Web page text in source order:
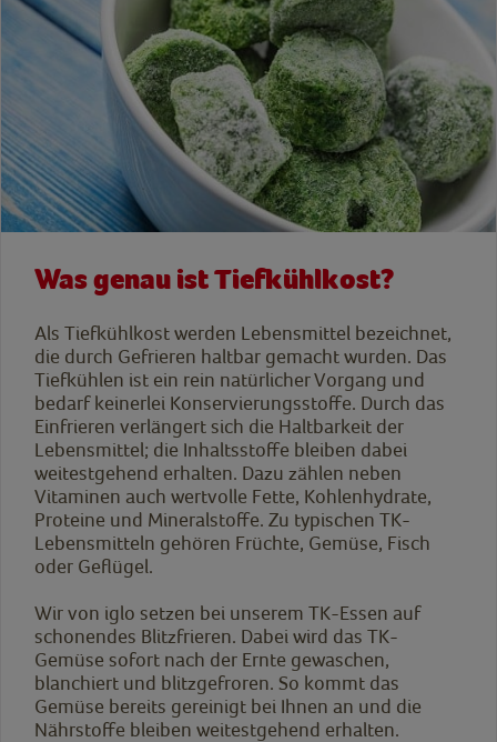
Was genau ist Tiefkühlkost?
Als Tiefkühlkost werden Lebensmittel bezeichnet,
die durch Gefrieren haltbar gemacht wurden. Das
Tiefkühlen ist ein rein natürlicher Vorgang und
bedarf keinerlei Konservierungsstoffe. Durch das
Einfrieren verlängert sich die Haltbarkeit der
Lebensmittel; die Inhaltsstoffe bleiben dabei
weitestgehend erhalten. Dazu zählen neben
Vitaminen auch wertvolle Fette, Kohlenhydrate,
Proteine und Mineralstoffe. Zu typischen TK-
Lebensmitteln gehören Früchte, Gemüse, Fisch
oder Geflügel.
Wir von iglo setzen bei unserem TK-Essen auf
schonendes Blitzfrieren. Dabei wird das TK-
Gemüse sofort nach der Ernte gewaschen,
blanchiert und blitzgefroren. So kommt das
Gemüse bereits gereinigt bei Ihnen an und die
Nährstoffe bleiben weitestgehend erhalten.